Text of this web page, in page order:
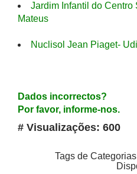
Jardim Infantil do
Mateus
Nuclisol Jean Piaget-
Dados incorrectos?
Por favor, informe-nos.
# Visualizações: 600
Tags de